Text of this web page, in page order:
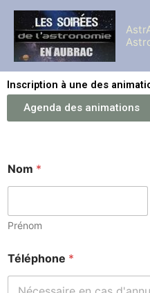
Aller
contenu
Inscription à une des
Agenda des animations
Nom *
Prénom
Téléphone *